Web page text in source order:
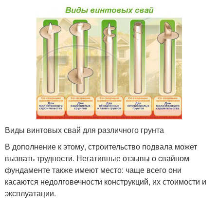
Виды винтовых свай для различного грунта
В дополнение к этому, строительство подвала может
вызвать трудности. Негативные отзывы о свайном
фундаменте также имеют место: чаще всего они
касаются недолговечности конструкций, их стоимости и
эксплуатации.